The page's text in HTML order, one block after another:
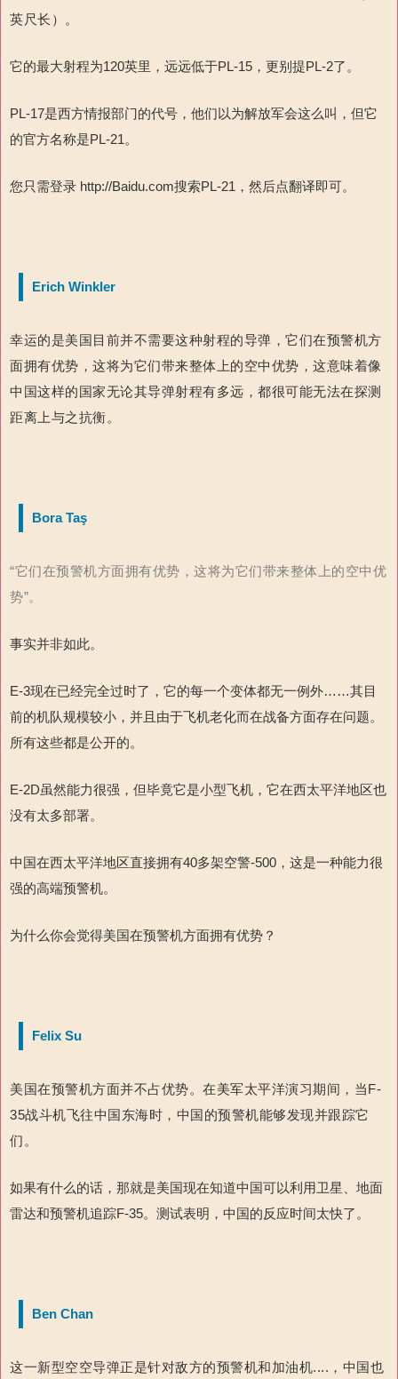
英尺长）。
它的最大射程为120英里，远远低于PL-15，更别提PL-2了。
PL-17是西方情报部门的代号，他们以为解放军会这么叫，但它
的官方名称是PL-21。
您只需登录 http://Baidu.com搜索PL-21，然后点翻译即可。
Erich Winkler
幸运的是美国目前并不需要这种射程的导弹，它们在预警机方
面拥有优势，这将为它们带来整体上的空中优势，这意味着像
中国这样的国家无论其导弹射程有多远，都很可能无法在探测
距离上与之抗衡。
Bora Taş
“它们在预警机方面拥有优势，这将为它们带来整体上的空中优
势”。
事实并非如此。
E-3现在已经完全过时了，它的每一个变体都无一例外……其目
前的机队规模较小，并且由于飞机老化而在战备方面存在问题。
所有这些都是公开的。
E-2D虽然能力很强，但毕竟它是小型飞机，它在西太平洋地区也
没有太多部署。
中国在西太平洋地区直接拥有40多架空警-500，这是一种能力很
强的高端预警机。
为什么你会觉得美国在预警机方面拥有优势？
Felix Su
美国在预警机方面并不占优势。在美军太平洋演习期间，当F-
35战斗机飞往中国东海时，中国的预警机能够发现并跟踪它
们。
如果有什么的话，那就是美国现在知道中国可以利用卫星、地面
雷达和预警机追踪F-35。测试表明，中国的反应时间太快了。
Ben Chan
这一新型空空导弹正是针对敌方的预警机和加油机....，中国也